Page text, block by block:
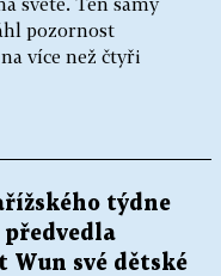
pozornost
více než čtyři
týdne
své dětské